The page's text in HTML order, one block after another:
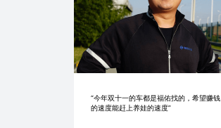
“今年双十一的车都是福佑找的，希望赚钱
的速度能赶上养娃的速度”